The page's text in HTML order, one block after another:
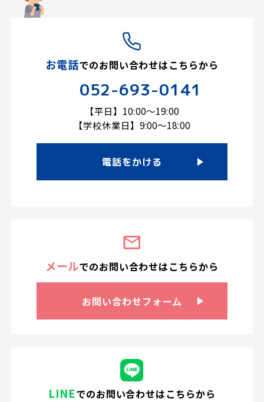
お電話でのお問い合わせはこちらから
052-693-0141
【平日】10:00～19:00
【学校休業日】9:00～18:00
電話をかける
メールでのお問い合わせはこちらから
お問い合わせフォーム
LINEでのお問い合わせはこちらから